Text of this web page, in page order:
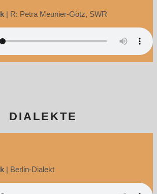
| R: Petra Meunier-Götz, SWR
DIALEKTE
| Berlin-Dialekt